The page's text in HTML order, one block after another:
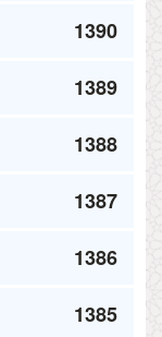
1390
1389
1388
1387
1386
1385